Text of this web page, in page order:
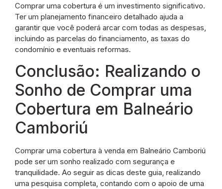
Comprar uma cobertura é um investimento significativo.
Ter um planejamento financeiro detalhado ajuda a
garantir que você poderá arcar com todas as despesas,
incluindo as parcelas do financiamento, as taxas do
condomínio e eventuais reformas.
Conclusão: Realizando o
Sonho de Comprar uma
Cobertura em Balneário
Camboriú
Comprar uma cobertura à venda em Balneário Camboriú
pode ser um sonho realizado com segurança e
tranquilidade. Ao seguir as dicas deste guia, realizando
uma pesquisa completa, contando com o apoio de uma